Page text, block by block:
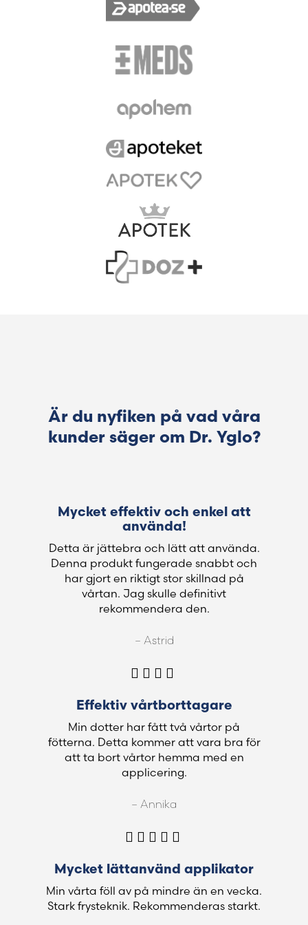
Läs instruktionerna före användning.
Är du nyfiken på vad våra
kunder säger om Dr. Yglo?
Mycket effektiv och enkel att
använda!
Detta är jättebra och lätt att använda.
Denna produkt fungerade snabbt och
har gjort en riktigt stor skillnad på
vårtan. Jag skulle definitivt
rekommendera den.
– Astrid
Effektiv vårtborttagare
Min dotter har fått två vårtor på
fötterna. Detta kommer att vara bra för
att ta bort vårtor hemma med en
applicering.
– Annika
Mycket lättanvänd applikator
Min vårta föll av på mindre än en vecka.
Stark frysteknik. Rekommenderas starkt.